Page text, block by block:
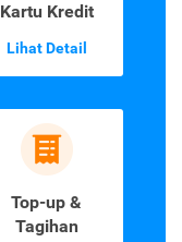
Kartu Kredit
Lihat Detail
Top-up &
Tagihan